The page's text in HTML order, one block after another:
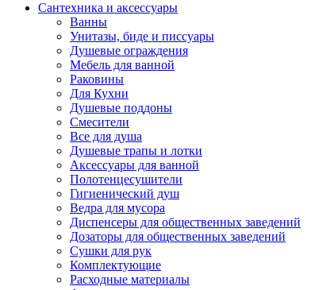
Сантехника и аксессуары
Ванны
Унитазы, биде и писсуары
Душевые ограждения
Мебель для ванной
Раковины
Для Кухни
Душевые поддоны
Смесители
Все для душа
Душевые трапы и лотки
Аксессуары для ванной
Полотенцесушители
Гигиенический душ
Ведра для мусора
Диспенсеры для общественных заведений
Дозаторы для общественных заведений
Сушки для рук
Комплектующие
Расходные материалы